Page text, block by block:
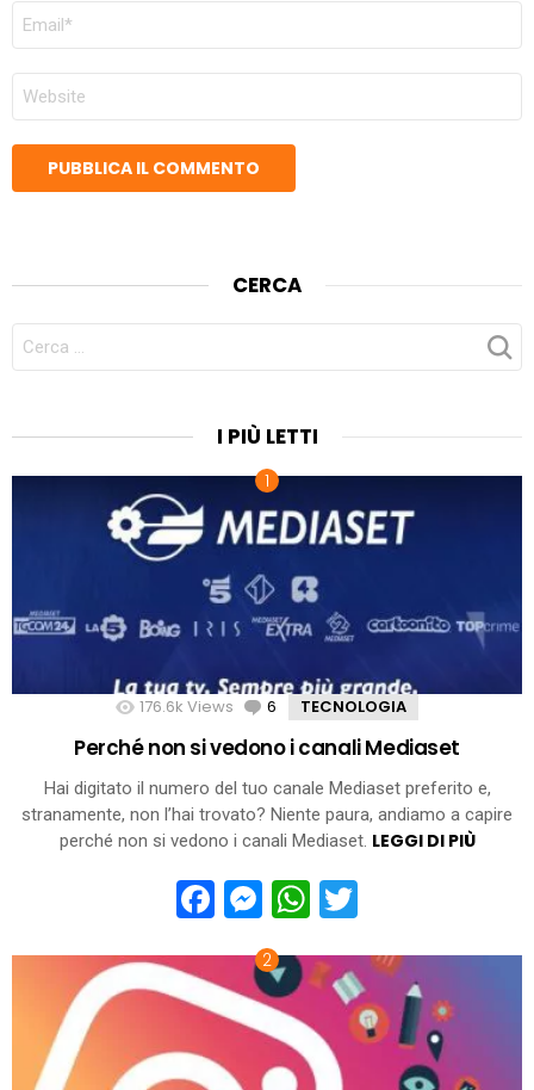
EMAIL
SITO
WEB
CERCA
CERCA
PER:
I PIÙ LETTI
176.6k Views 6 Comments
TECNOLOGIA
Perché non si vedono i canali Mediaset
Hai digitato il numero del tuo canale Mediaset preferito e,
stranamente, non l’hai trovato? Niente paura, andiamo a capire
perché non si vedono i canali Mediaset. LEGGI DI PIÙ
Facebook
Messenger
WhatsApp